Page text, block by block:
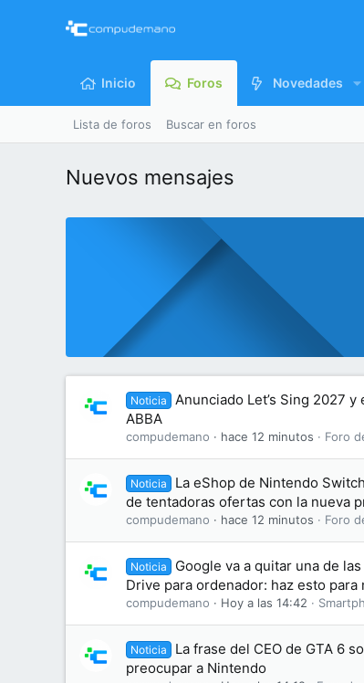
Inicio Foros Novedades
Lista de foros Buscar en foros
Nuevos mensajes
Noticia
Anunciado Let’s Sing 2027
ABBA
compudemano hace 12 minutos Foro
Noticia
La eShop de Nintendo
de tentadoras ofertas con la nueva
compudemano hace 12 minutos Foro
Noticia
Google va a quitar una de
Drive para ordenador: haz esto
compudemano Hoy a las 14:42
Noticia
La frase del CEO de GTA 6
preocupar a Nintendo